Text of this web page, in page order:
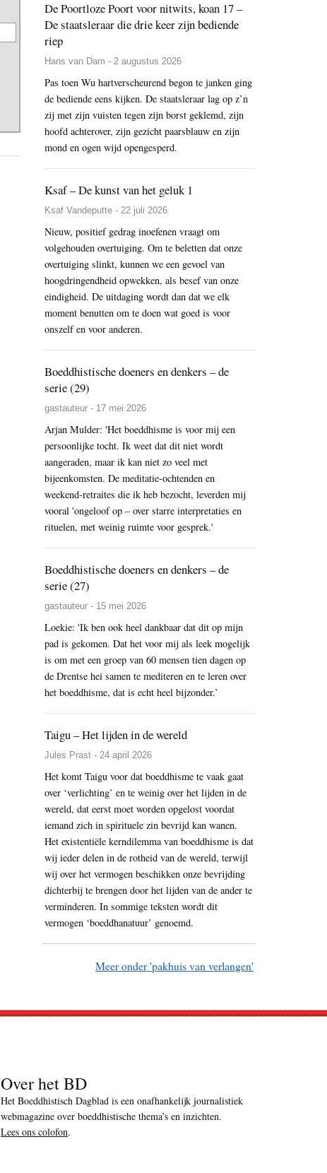
De Poortloze Poort voor nitwits, koan 17 –
De staatsleraar die drie keer zijn bediende
riep
Hans van Dam - 2 augustus 2026
Pas toen Wu hartverscheurend begon te janken ging
de bediende eens kijken. De staatsleraar lag op z’n
zij met zijn vuisten tegen zijn borst geklemd, zijn
hoofd achterover, zijn gezicht paarsblauw en zijn
mond en ogen wijd opengesperd.
Ksaf – De kunst van het geluk 1
Ksaf Vandeputte - 22 juli 2026
Nieuw, positief gedrag inoefenen vraagt om
volgehouden overtuiging. Om te beletten dat onze
overtuiging slinkt, kunnen we een gevoel van
hoogdringendheid opwekken, als besef van onze
eindigheid. De uitdaging wordt dan dat we elk
moment benutten om te doen wat goed is voor
onszelf en voor anderen.
Boeddhistische doeners en denkers – de
serie (29)
gastauteur - 17 mei 2026
Arjan Mulder: 'Het boeddhisme is voor mij een
persoonlijke tocht. Ik weet dat dit niet wordt
aangeraden, maar ik kan niet zo veel met
bijeenkomsten. De meditatie-ochtenden en
weekend-retraites die ik heb bezocht, leverden mij
vooral 'ongeloof op – over starre interpretaties en
rituelen, met weinig ruimte voor gesprek.'
Boeddhistische doeners en denkers – de
serie (27)
gastauteur - 15 mei 2026
Loekie: 'Ik ben ook heel dankbaar dat dit op mijn
pad is gekomen. Dat het voor mij als leek mogelijk
is om met een groep van 60 mensen tien dagen op
de Drentse hei samen te mediteren en te leren over
het boeddhisme, dat is echt heel bijzonder.’
Taigu – Het lijden in de wereld
Jules Prast - 24 april 2026
Het komt Taigu voor dat boeddhisme te vaak gaat
over ‘verlichting’ en te weinig over het lijden in de
wereld, dat eerst moet worden opgelost voordat
iemand zich in spirituele zin bevrijd kan wanen.
Het existentiële kerndilemma van boeddhisme is dat
wij ieder delen in de rotheid van de wereld, terwijl
wij over het vermogen beschikken onze bevrijding
dichterbij te brengen door het lijden van de ander te
verminderen. In sommige teksten wordt dit
vermogen ‘boeddhanatuur’ genoemd.
Meer onder 'pakhuis van verlangen'
Over het BD
Het Boeddhistisch Dagblad is een onafhankelijk journalistiek
webmagazine over boeddhistische thema’s en inzichten.
Lees ons colofon.